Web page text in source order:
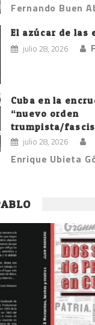
Fernando Buen
El azúcar de las
julio 28, 2026
Cuba en la
“nuevo orden
trumpista/
julio 28, 2026
Enrique Ubieta